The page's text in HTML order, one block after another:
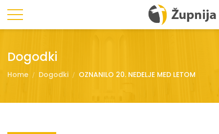
Dogodki
Home Dogodki OZNANILO 20. NEDELJE MED LETOM